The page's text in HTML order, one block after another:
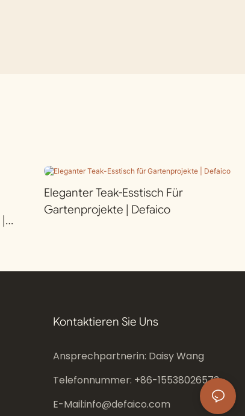
Eleganter Teak-Esstisch Für
Gartenprojekte | Defaico
Kontaktieren Sie Uns
Ansprechpartnerin: Daisy Wang
Telefonnummer: +86-15538026573
E-Mail:info@defaico.com